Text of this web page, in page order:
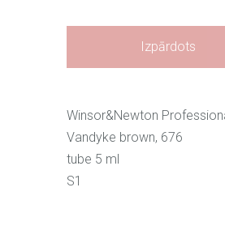
Izpārdots
Winsor&Newton
Vandyke brown, 676
tube 5 ml
S1